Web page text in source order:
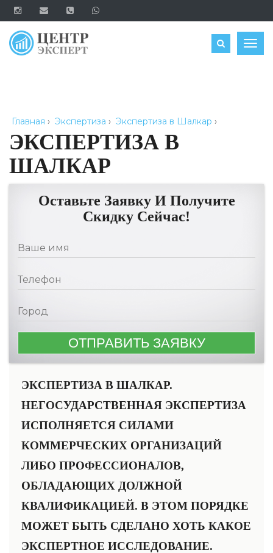
ОЦЕНИТЬ
Главная › Экспертиза › Экспертиза в Шалкар ›
ЭКСПЕРТИЗА В
ШАЛКАР
Оставьте Заявку И Получите
Скидку Сейчас!
ЭКСПЕРТИЗА В ШАЛКАР.
НЕГОСУДАРСТВЕННАЯ ЭКСПЕРТИЗА
ИСПОЛНЯЕТСЯ СИЛАМИ
КОММЕРЧЕСКИХ ОРГАНИЗАЦИЙ
ЛИБО ПРОФЕССИОНАЛОВ,
ОБЛАДАЮЩИХ ДОЛЖНОЙ
КВАЛИФИКАЦИЕЙ. В ЭТОМ ПОРЯДКЕ
МОЖЕТ БЫТЬ СДЕЛАНО ХОТЬ КАКОЕ
ЭКСПЕРТНОЕ ИССЛЕДОВАНИЕ.